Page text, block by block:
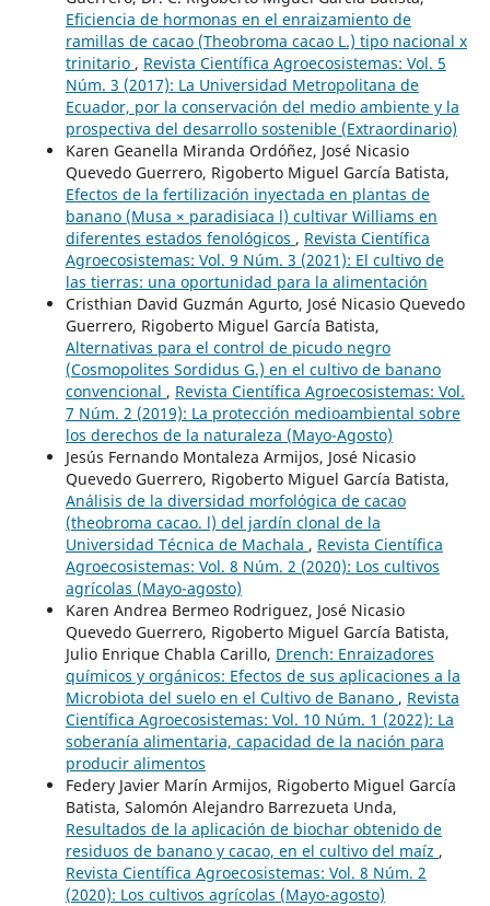
Eficiencia de hormonas en el enraizamiento de
ramillas de cacao (Theobroma cacao L.) tipo nacional x
trinitario , Revista Científica Agroecosistemas: Vol. 5
Núm. 3 (2017): La Universidad Metropolitana de
Ecuador, por la conservación del medio ambiente y la
prospectiva del desarrollo sostenible (Extraordinario)
Karen Geanella Miranda Ordóñez, José Nicasio
Quevedo Guerrero, Rigoberto Miguel García Batista,
Efectos de la fertilización inyectada en plantas de
banano (Musa × paradisiaca l) cultivar Williams en
diferentes estados fenológicos , Revista Científica
Agroecosistemas: Vol. 9 Núm. 3 (2021): El cultivo de
las tierras: una oportunidad para la alimentación
Cristhian David Guzmán Agurto, José Nicasio Quevedo
Guerrero, Rigoberto Miguel García Batista,
Alternativas para el control de picudo negro
(Cosmopolites Sordidus G.) en el cultivo de banano
convencional , Revista Científica Agroecosistemas: Vol.
7 Núm. 2 (2019): La protección medioambiental sobre
los derechos de la naturaleza (Mayo-Agosto)
Jesús Fernando Montaleza Armijos, José Nicasio
Quevedo Guerrero, Rigoberto Miguel García Batista,
Análisis de la diversidad morfológica de cacao
(theobroma cacao. l) del jardín clonal de la
Universidad Técnica de Machala , Revista Científica
Agroecosistemas: Vol. 8 Núm. 2 (2020): Los cultivos
agrícolas (Mayo-agosto)
Karen Andrea Bermeo Rodriguez, José Nicasio
Quevedo Guerrero, Rigoberto Miguel García Batista,
Julio Enrique Chabla Carillo, Drench: Enraizadores
químicos y orgánicos: Efectos de sus aplicaciones a la
Microbiota del suelo en el Cultivo de Banano , Revista
Científica Agroecosistemas: Vol. 10 Núm. 1 (2022): La
soberanía alimentaria, capacidad de la nación para
producir alimentos
Federy Javier Marín Armijos, Rigoberto Miguel García
Batista, Salomón Alejandro Barrezueta Unda,
Resultados de la aplicación de biochar obtenido de
residuos de banano y cacao, en el cultivo del maíz ,
Revista Científica Agroecosistemas: Vol. 8 Núm. 2
(2020): Los cultivos agrícolas (Mayo-agosto)